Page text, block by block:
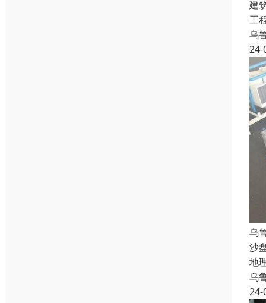
建
工
乌
24-
乌
沙
地
乌
24-